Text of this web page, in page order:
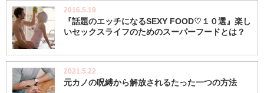
2016.5.19
『話題のエッチになるSEXY FOOD♡１０選』楽し
いセックスライフのためのスーパーフードとは？
2021.5.22
元カノの呪縛から解放されるたった一つの方法